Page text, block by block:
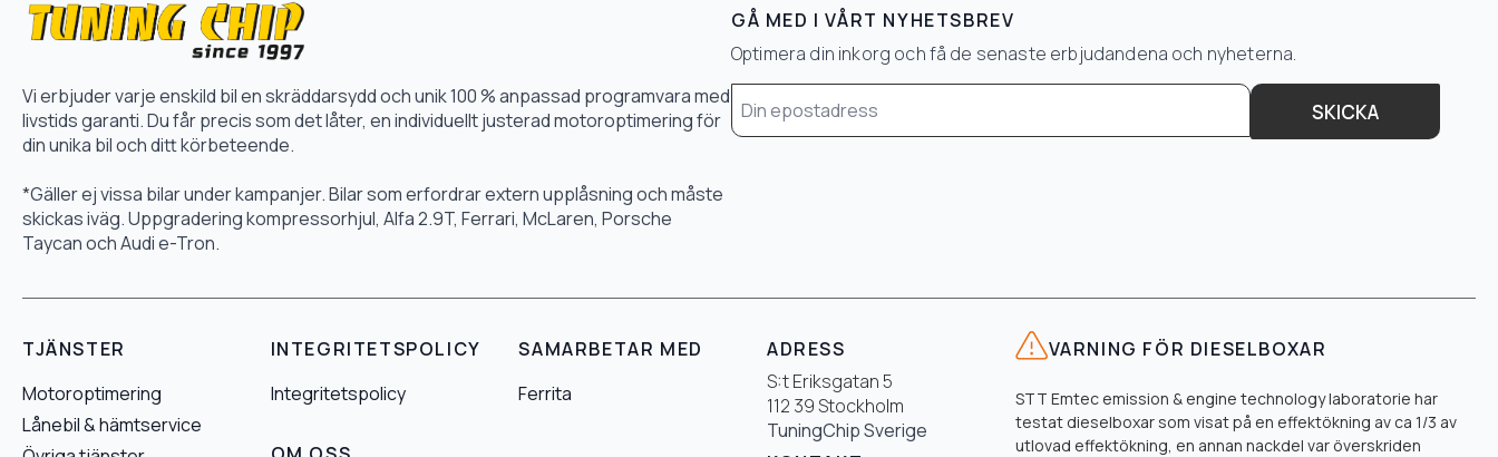
Vi erbjuder varje enskild bil en skräddarsydd och unik 100 % anpassad programvara med
livstids garanti. Du får precis som det låter, en individuellt justerad motoroptimering för
din unika bil och ditt körbeteende.
*Gäller ej vissa bilar under kampanjer. Bilar som erfordrar extern upplåsning och måste
skickas iväg. Uppgradering kompressorhjul, Alfa 2.9T, Ferrari, McLaren, Porsche
Taycan och Audi e-Tron.
GÅ MED I VÅRT NYHETSBREV
Optimera din inkorg och få de senaste erbjudandena och nyheterna.
Email
* SKICKA
TJÄNSTER
Motoroptimering
Lånebil & hämtservice
INTEGRITETSPOLICY
Integritetspolicy
SAMARBETAR MED
Ferrita
ADRESS
S:t Eriksgatan 5
112 39 Stockholm
TuningChip Sverige
VARNING FÖR DIESELBOXAR
STT Emtec emission & engine technology laboratorie har
testat dieselboxar som visat på en effektökning av ca 1/3 av
utlovad effektökning, en annan nackdel var överskriden